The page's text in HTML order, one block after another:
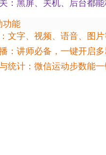
：黑屏、关机、后台都
功能
文字、视频、语音、图
：讲师必备，一键开启
统计：微信运动步数能